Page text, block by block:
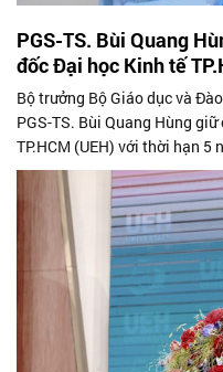
PGS-TS. Bùi Quang
đốc Đại học Kinh tế
Bộ trưởng Bộ Giáo dục và
PGS-TS. Bùi Quang Hùng
TP.HCM (UEH) với thời hạn